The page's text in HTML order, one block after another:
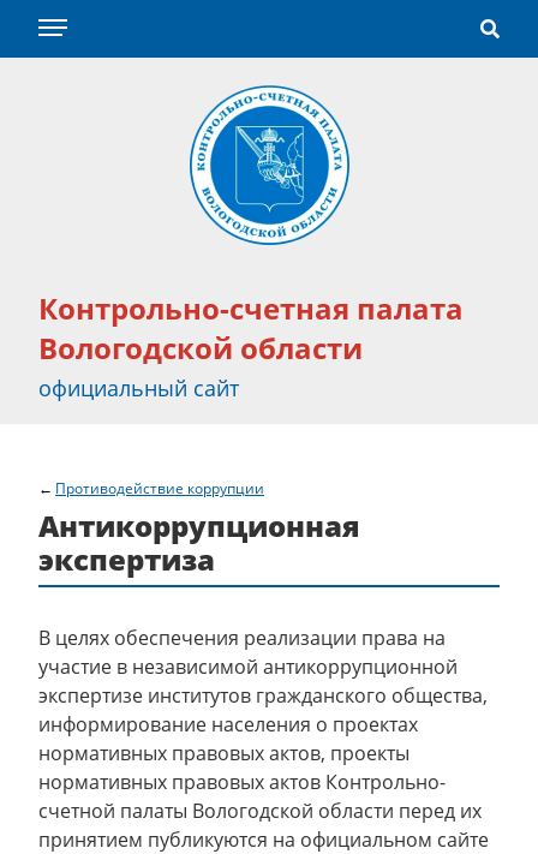
Контрольно-счетная палата
Вологодской области
официальный сайт
Противодействие коррупции
Антикоррупционная
экспертиза
В целях обеспечения реализации права на
участие в независимой антикоррупционной
экспертизе институтов гражданского общества,
информирование населения о проектах
нормативных правовых актов, проекты
нормативных правовых актов Контрольно-
счетной палаты Вологодской области перед их
принятием публикуются на официальном сайте